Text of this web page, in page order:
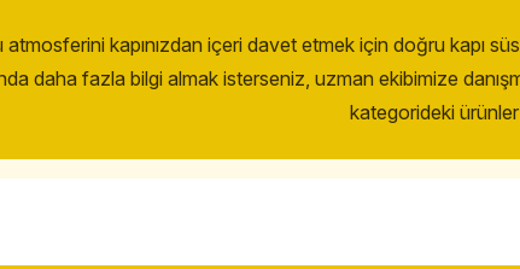
atmosferini kapınızdan içeri davet etmek için doğru kapı
daha fazla bilgi almak isterseniz, uzman ekibimize
kategorideki